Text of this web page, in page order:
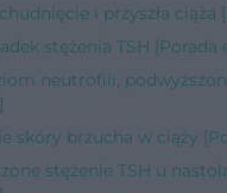
i przyszła ciąża
stężenia TSH [Porada
neutrofili,
skóry brzucha w ciąży
stężenie TSH u